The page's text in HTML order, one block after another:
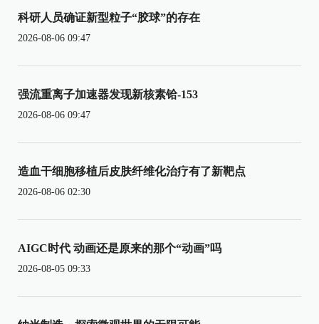
科研人员确证新型粒子“胶球”的存在
2026-08-06 09:47
强流重离子加速器发现新核素铪-153
2026-08-06 09:47
造血干细胞移植后皮肤纤维化治疗有了新靶点
2026-08-06 02:30
AIGC时代 动画还是原来的那个“动画”吗
2026-08-05 09:33